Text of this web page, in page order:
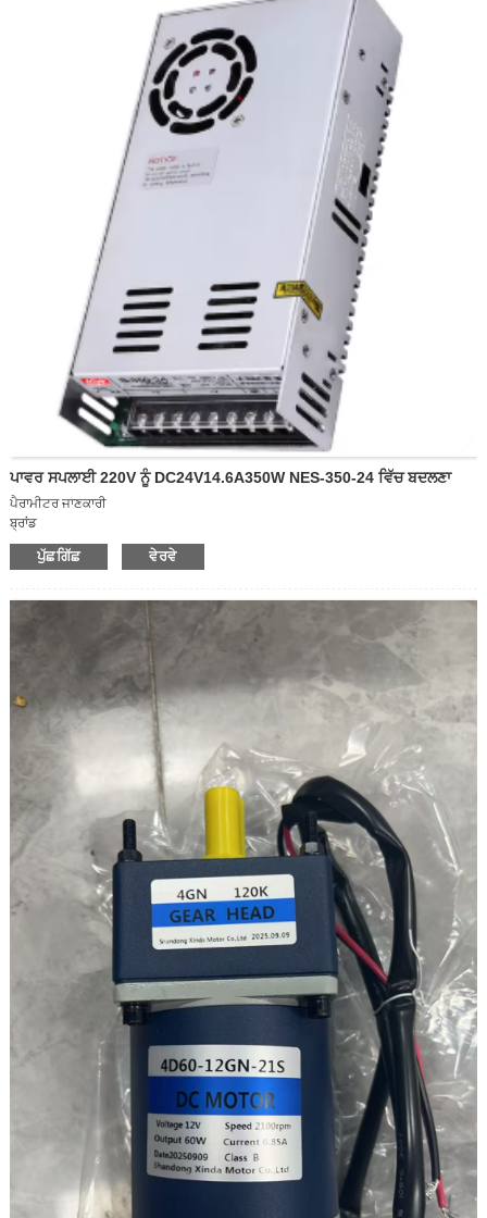
ਆਊਟਗੋਇੰਗ ਸ਼ਾਫਟ ਵੇਅ: ਇਕਸੈਂਟਰਲ (ਸਿਰਫ਼)
ਪਾਵਰ ਸਪਲਾਈ 220V ਨੂੰ DC24V14.6A350W NES-350-24 ਵਿੱਚ ਬਦਲਣਾ
ਪੈਰਾਮੀਟਰ ਜਾਣਕਾਰੀ
ਬ੍ਰਾਂਡ
ਮੀਨ ਵੈੱਲ/ਮੀਨ ਵੈੱਲ
ਮਾਡਲਪੁੱਛਗਿੱਛ ਵੇਰਵੇ